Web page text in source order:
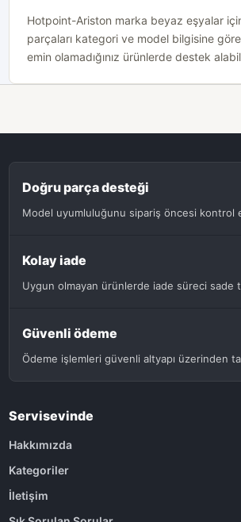
Hotpoint-Ariston marka beyaz eşyalar
parçaları kategori ve model bilgisine
emin olamadığınız ürünlerde destek
Doğru parça desteği
Model uyumluluğunu sipariş öncesi kontrol
Kolay iade
Uygun olmayan ürünlerde iade süreci sade
Güvenli ödeme
Ödeme işlemleri güvenli altyapı üzerinden
Servisevinde
Hakkımızda
Kategoriler
İletişim